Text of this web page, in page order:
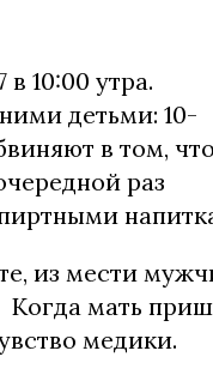
10:00 утра.
детьми: 10-
в том,
раз
из мести
Когда мать
медики.